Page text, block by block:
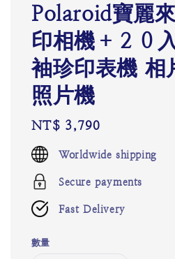
Polaroid寶麗
印相機＋２０
袖珍印表機 相
照片機
Regular
price
NT$ 3,790
Worldwide shipping
Secure payments
Fast Delivery
數量